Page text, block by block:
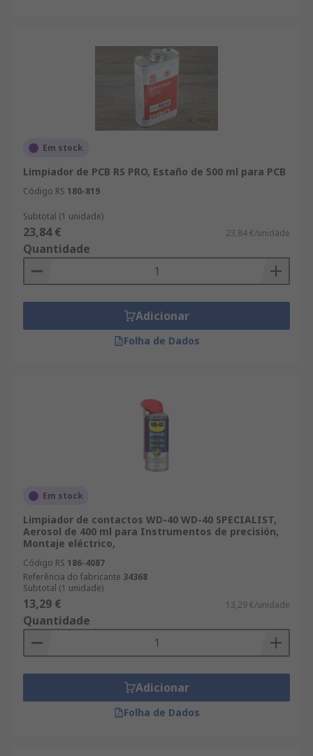
Em stock
Limpiador de PCB RS PRO, Estaño de 500 ml para PCB
Código RS 180-819
Subtotal (1 unidade)
23,84 € 23,84 €/unidade
Quantidade
Adicionar
Folha de Dados
Em stock
Limpiador de contactos WD-40 WD-40 SPECIALIST,
Aerosol de 400 ml para Instrumentos de precisión,
Montaje eléctrico,
Código RS 186-4087
Referência do fabricante 34368
Subtotal (1 unidade)
13,29 € 13,29 €/unidade
Quantidade
Adicionar
Folha de Dados